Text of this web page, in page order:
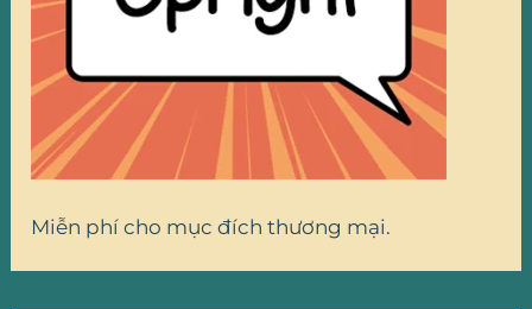
Miễn phí cho mục đích thương mại.